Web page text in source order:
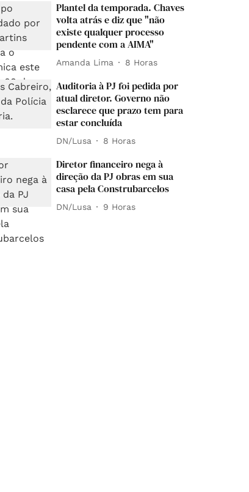
Plantel da temporada. Chaves
volta atrás e diz que "não
existe qualquer processo
pendente com a AIMA"
Amanda Lima 8 Horas
Auditoria à PJ foi pedida por
atual diretor. Governo não
esclarece que prazo tem para
estar concluída
DN/Lusa 8 Horas
Diretor financeiro nega à
direção da PJ obras em sua
casa pela Construbarcelos
DN/Lusa 9 Horas